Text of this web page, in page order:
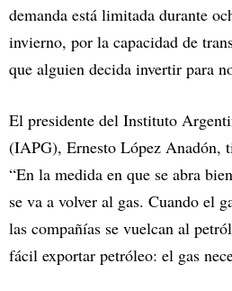
demanda está limitada durante
invierno, por la capacidad de
que alguien decida invertir para
El presidente del Instituto
(IAPG), Ernesto López Anadón,
“En la medida en que se abra
se va a volver al gas. Cuando el
las compañías se vuelcan al
fácil exportar petróleo: el gas